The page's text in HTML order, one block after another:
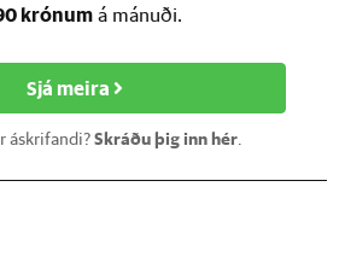
krónum á mánuði.
Sjá meira
áskrifandi?Skráðu þig inn hér.